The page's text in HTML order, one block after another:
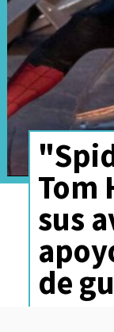
Síguenos:
Tom
sus
de